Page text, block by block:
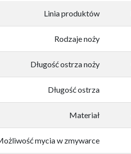
Linia produktów
Rodzaje noży
Długość ostrza noży
Długość ostrza
Materiał
mycia w zmywarce